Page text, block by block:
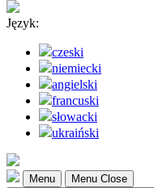
Język:
czeski
niemiecki
angielski
francuski
słowacki
ukraiński
Menu Menu Close